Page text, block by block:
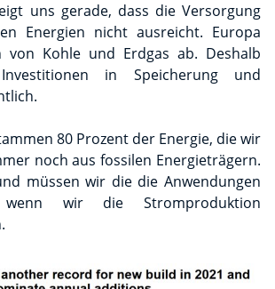
uns gerade, dass die Versorgung
Energien nicht ausreicht. Europa
von Kohle und Erdgas ab. Deshalb
in Speicherung und
80 Prozent der Energie, die wir
noch aus fossilen Energieträgern.
müssen wir die die Anwendungen
wenn wir die Stromproduktion